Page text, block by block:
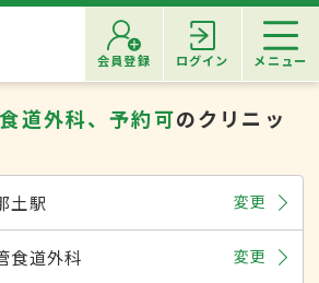
会員登録 ログイン メニュー
道外科、予約可のクリニッ
土駅 変更
食道外科 変更